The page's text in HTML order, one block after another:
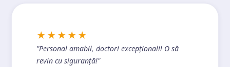
★★★★★
"Personal amabil, doctori excepționali! O să
revin cu siguranță!"